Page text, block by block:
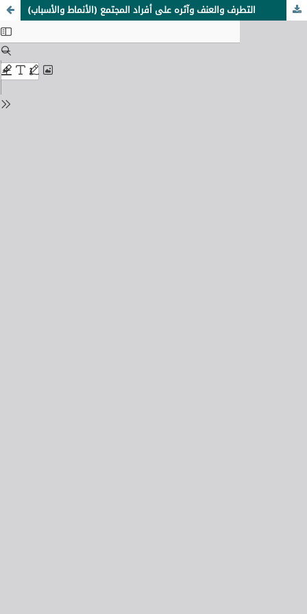
التطرف والعنف وآثره على أفراد المجتمع (الأنماط والأسباب)